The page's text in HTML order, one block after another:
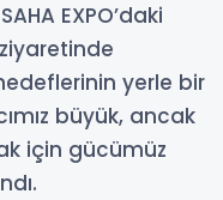
EXPO’daki
yerle bir
büyük, ancak
için gücümüz